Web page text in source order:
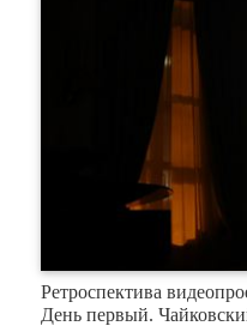
Ретроспектива
День первый.